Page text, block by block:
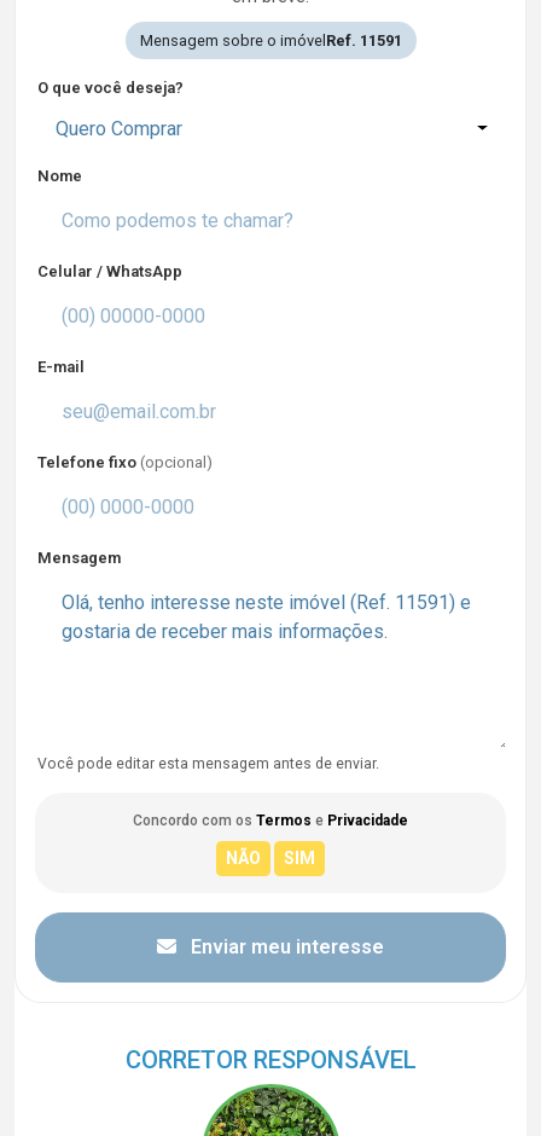
Mensagem sobre o imóvelRef. 11591
O que você deseja?
Quero Comprar
Nome
Celular / WhatsApp
E-mail
Telefone fixo (opcional)
Mensagem
Você pode editar esta mensagem antes de enviar.
Concordo com os Termos e Privacidade
Enviar meu interesse
CORRETOR RESPONSÁVEL